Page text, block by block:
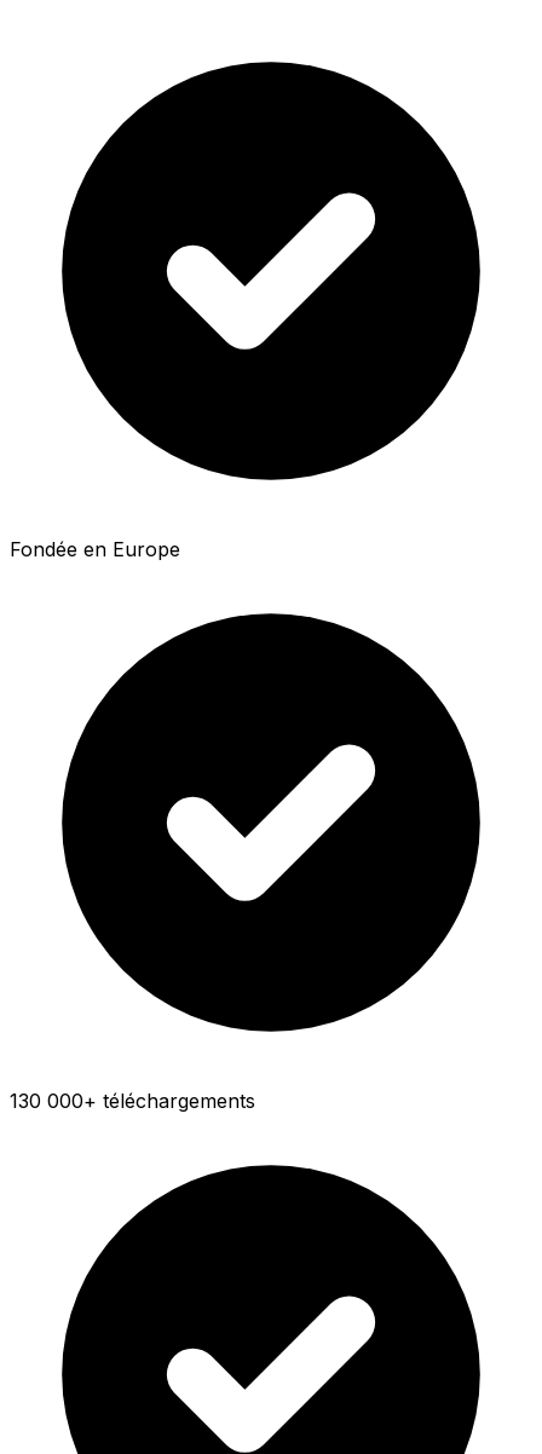
Fondée en Europe
130 000+ téléchargements